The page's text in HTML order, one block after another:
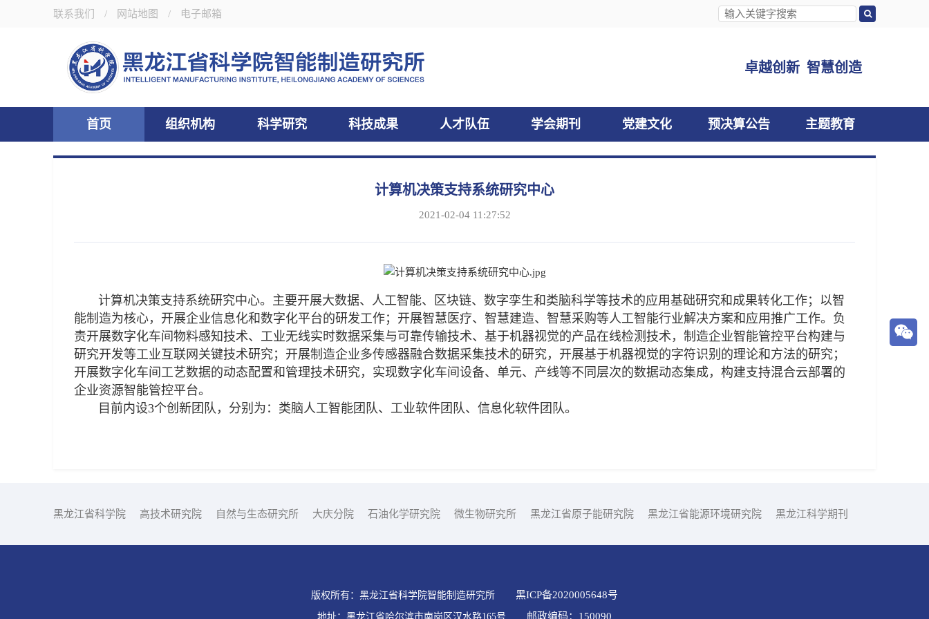
联系我们 / 网站地图 / 电子邮箱
卓越创新 智慧创造
首页 组织机构 科学研究 科技成果 人才队伍 学会期刊 党建文化 预决算公告 主题教育
计算机决策支持系统研究中心
2021-02-04 11:27:52
计算机决策支持系统研究中心。主要开展大数据、人工智能、区块链、数字孪生和类脑科学等技术的应用基础研究和成果转化工作；以智
能制造为核心，开展企业信息化和数字化平台的研发工作；开展智慧医疗、智慧建造、智慧采购等人工智能行业解决方案和应用推广工作。负
责开展数字化车间物料感知技术、工业无线实时数据采集与可靠传输技术、基于机器视觉的产品在线检测技术，制造企业智能管控平台构建与
研究开发等工业互联网关键技术研究；开展制造企业多传感器融合数据采集技术的研究，开展基于机器视觉的字符识别的理论和方法的研究；
开展数字化车间工艺数据的动态配置和管理技术研究，实现数字化车间设备、单元、产线等不同层次的数据动态集成，构建支持混合云部署的
企业资源智能管控平台。
目前内设3个创新团队，分别为：类脑人工智能团队、工业软件团队、信息化软件团队。
黑龙江省科学院 高技术研究院 自然与生态研究所 大庆分院 石油化学研究院 微生物研究所 黑龙江省原子能研究院 黑龙江省能源环境研究院 黑龙江科学期刊
版权所有：黑龙江省科学院智能制造研究所 黑ICP备2020005648号
地址：黑龙江省哈尔滨市南岗区汉水路165号 邮政编码：150090